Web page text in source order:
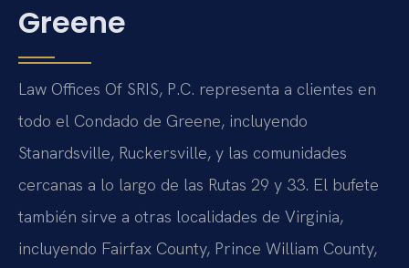
Greene
Law Offices Of SRIS, P.C. representa a clientes en
todo el Condado de Greene, incluyendo
Stanardsville, Ruckersville, y las comunidades
cercanas a lo largo de las Rutas 29 y 33. El bufete
también sirve a otras localidades de Virginia,
incluyendo Fairfax County, Prince William County,